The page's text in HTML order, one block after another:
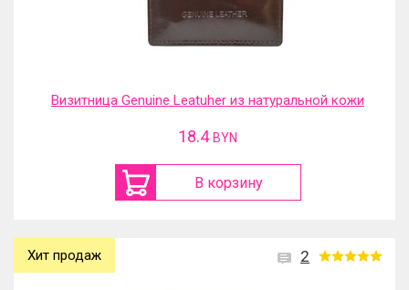
Визитница Genuine Leatuher из натуральной кожи
18.4 BYN
В корзину
2
Хит продаж